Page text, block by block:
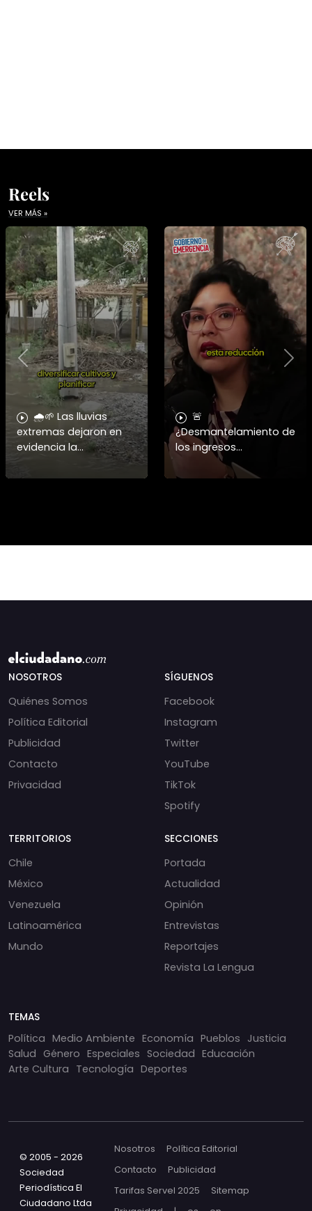
Reels
VER MÁS »
🌧️🌱 Las lluvias
extremas dejaron en
evidencia la
vulnerabilidad del
campo chileno.
🚨
¿Desmantelamiento de
los ingresos
municipales o
beneficio fiscal
Previous
NOSOTROS
Quiénes Somos
Política Editorial
Publicidad
Contacto
Privacidad
SÍGUENOS
Facebook
Instagram
Twitter
YouTube
TikTok
Spotify
TERRITORIOS
Chile
México
Venezuela
Latinoamérica
Mundo
SECCIONES
Portada
Actualidad
Opinión
Entrevistas
Reportajes
Revista La Lengua
TEMAS
Política Medio Ambiente Economía Pueblos Justicia
Salud Género Especiales Sociedad Educación
Arte Cultura Tecnología Deportes
© 2005 - 2026
Sociedad
Periodística El
Ciudadano Ltda
Nosotros
Política Editorial
Contacto
Publicidad
Tarifas Servel 2025
Sitemap